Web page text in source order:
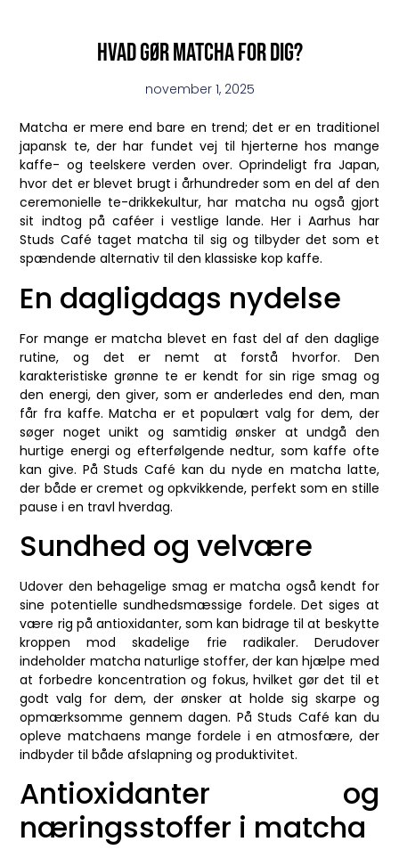
Hvad gør matcha for dig?
november 1, 2025
Matcha er mere end bare en trend; det er en traditionel
japansk te, der har fundet vej til hjerterne hos mange
kaffe- og teelskere verden over. Oprindeligt fra Japan,
hvor det er blevet brugt i århundreder som en del af den
ceremonielle te-drikkekultur, har matcha nu også gjort
sit indtog på caféer i vestlige lande. Her i Aarhus har
Studs Café taget matcha til sig og tilbyder det som et
spændende alternativ til den klassiske kop kaffe.
En dagligdags nydelse
For mange er matcha blevet en fast del af den daglige
rutine, og det er nemt at forstå hvorfor. Den
karakteristiske grønne te er kendt for sin rige smag og
den energi, den giver, som er anderledes end den, man
får fra kaffe. Matcha er et populært valg for dem, der
søger noget unikt og samtidig ønsker at undgå den
hurtige energi og efterfølgende nedtur, som kaffe ofte
kan give. På Studs Café kan du nyde en matcha latte,
der både er cremet og opkvikkende, perfekt som en stille
pause i en travl hverdag.
Sundhed og velvære
Udover den behagelige smag er matcha også kendt for
sine potentielle sundhedsmæssige fordele. Det siges at
være rig på antioxidanter, som kan bidrage til at beskytte
kroppen mod skadelige frie radikaler. Derudover
indeholder matcha naturlige stoffer, der kan hjælpe med
at forbedre koncentration og fokus, hvilket gør det til et
godt valg for dem, der ønsker at holde sig skarpe og
opmærksomme gennem dagen. På Studs Café kan du
opleve matchaens mange fordele i en atmosfære, der
indbyder til både afslapning og produktivitet.
Antioxidanter og
næringsstoffer i matcha